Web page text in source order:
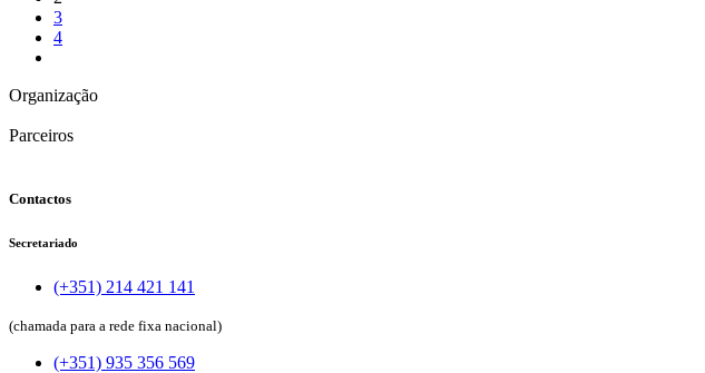
3
4
Organização
Parceiros
Contactos
Secretariado
(+351) 214 421 141
(chamada para a rede fixa nacional)
(+351) 935 356 569